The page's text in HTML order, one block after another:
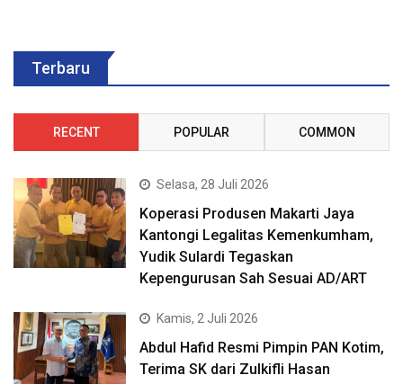
Terbaru
RECENT POPULAR COMMON
Selasa, 28 Juli 2026
Koperasi Produsen Makarti Jaya
Kantongi Legalitas Kemenkumham,
Yudik Sulardi Tegaskan
Kepengurusan Sah Sesuai AD/ART
Kamis, 2 Juli 2026
Abdul Hafid Resmi Pimpin PAN Kotim,
Terima SK dari Zulkifli Hasan